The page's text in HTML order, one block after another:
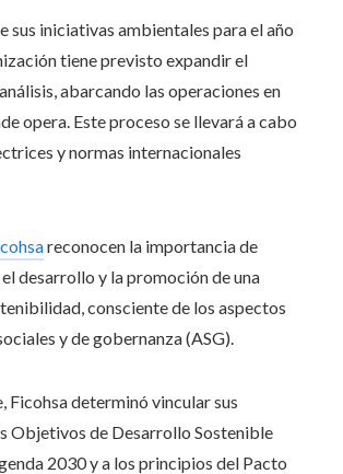
sus iniciativas ambientales para el año
tiene previsto expandir el
abarcando las operaciones en
opera. Este proceso se llevará a cabo
y normas internacionales
reconocen la importancia de
desarrollo y la promoción de una
consciente de los aspectos
y de gobernanza (ASG).
Ficohsa determinó vincular sus
Objetivos de Desarrollo Sostenible
2030 y a los principios del Pacto